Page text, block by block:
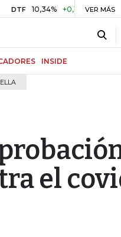
10,34% +0,10% +0,98% UVR
VER MÁS
INSIDE
el